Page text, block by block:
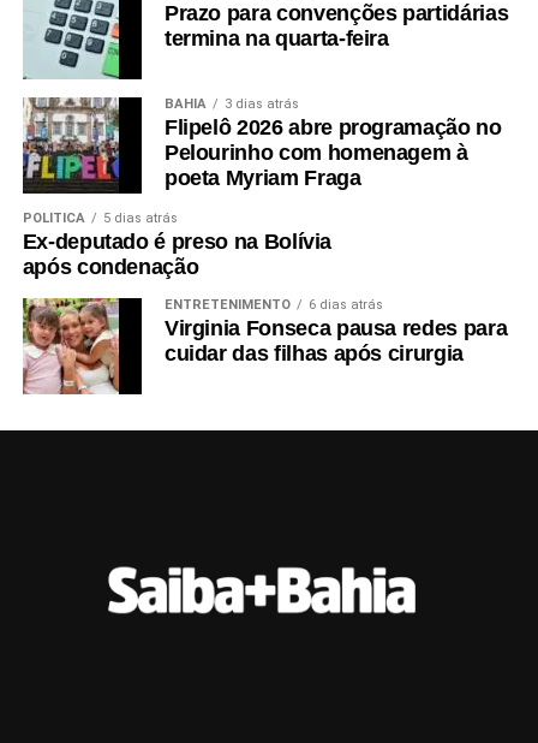
Prazo para convenções partidárias
termina na quarta-feira
BAHIA 3 dias atrás
Flipelô 2026 abre programação no
Pelourinho com homenagem à
poeta Myriam Fraga
POLÍTICA 5 dias atrás
Ex-deputado é preso na Bolívia
após condenação
ENTRETENIMENTO 6 dias atrás
Virginia Fonseca pausa redes para
cuidar das filhas após cirurgia